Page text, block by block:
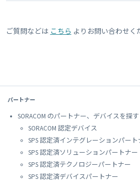
ご質問などは こちら よりお問い合わせく
パートナー
SORACOM のパートナー、デバイスを探す
SORACOM 認定デバイス
SPS 認定済インテグレーションパート
SPS 認定済ソリューションパートナー
SPS 認定済テクノロジーパートナー
SPS 認定済デバイスパートナー